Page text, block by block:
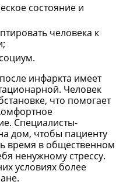
состояние и
человека к
инфаркта имеет
Человек
что помогает
Специалисты-
дом, чтобы пациенту
время в общественном
ненужному стрессу.
условиях более